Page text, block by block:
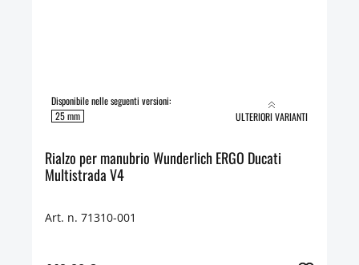
Disponibile nelle seguenti versioni:
25 mm
ULTERIORI VARIANTI
Rialzo per manubrio Wunderlich ERGO Ducati
Multistrada V4
Art. n. 71310-001